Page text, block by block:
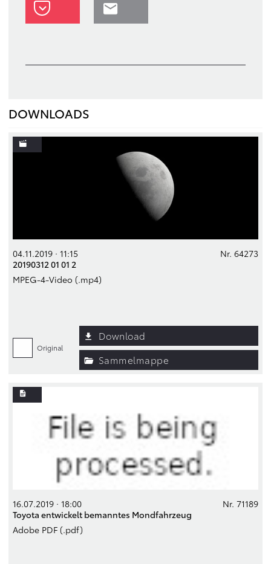
DOWNLOADS
04.11.2019 · 11:15
Nr. 64273
20190312 01 01 2
MPEG-4-Video (.mp4)
Original
Download
Sammelmappe
16.07.2019 · 18:00
Nr. 71189
Toyota entwickelt bemanntes Mondfahrzeug
Adobe PDF (.pdf)